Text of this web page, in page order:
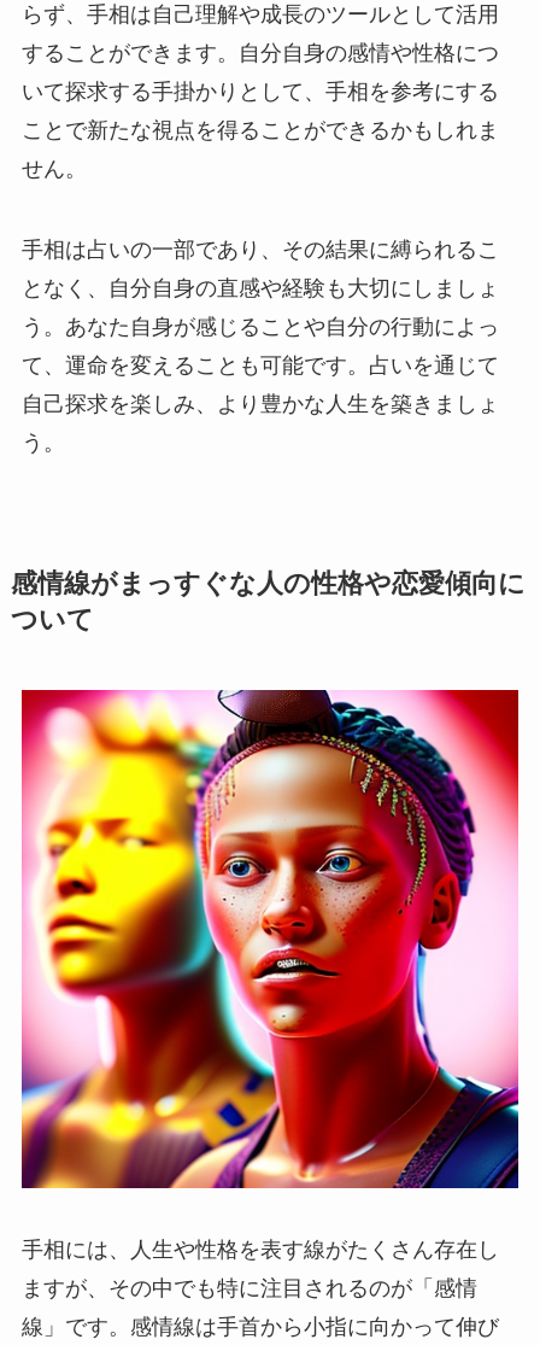
らず、手相は自己理解や成長のツールとして活用
することができます。自分自身の感情や性格につ
いて探求する手掛かりとして、手相を参考にする
ことで新たな視点を得ることができるかもしれま
せん。
手相は占いの一部であり、その結果に縛られるこ
となく、自分自身の直感や経験も大切にしましょ
う。あなた自身が感じることや自分の行動によっ
て、運命を変えることも可能です。占いを通じて
自己探求を楽しみ、より豊かな人生を築きましょ
う。
感情線がまっすぐな人の性格や恋愛傾向に
ついて
手相には、人生や性格を表す線がたくさん存在し
ますが、その中でも特に注目されるのが「感情
線」です。感情線は手首から小指に向かって伸び